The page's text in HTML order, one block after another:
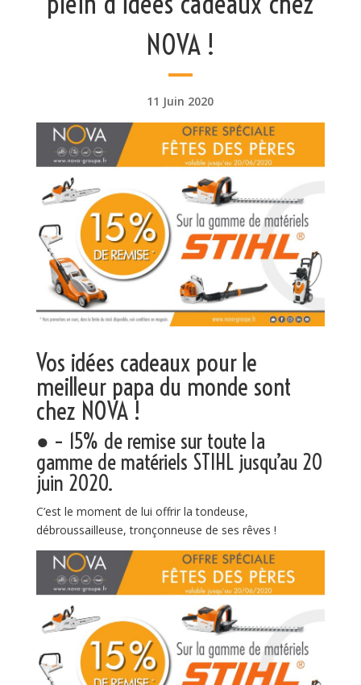
NOVA !
11 Juin 2020
Vos idées cadeaux pour le
meilleur papa du monde sont
chez NOVA !
● – 15% de remise sur toute la
gamme de matériels STIHL jusqu’au 20
juin 2020.
C’est le moment de lui offrir la tondeuse,
débroussailleuse, tronçonneuse de ses rêves !